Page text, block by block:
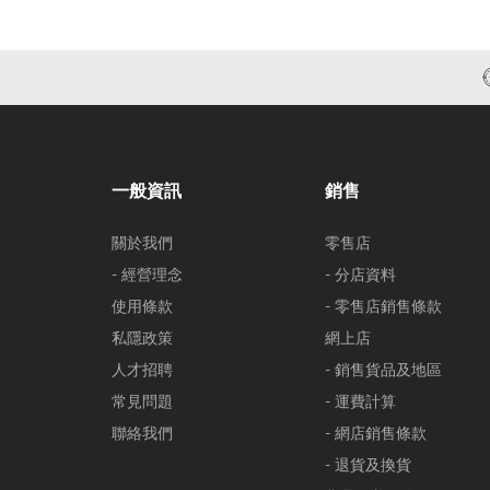
一般資訊
關於我們
- 經營理念
使用條款
私隱政策
人才招聘
常見問題
聯絡我們
銷售
零售店
- 分店資料
- 零售店銷售條款
網上店
- 銷售貨品及地區
- 運費計算
- 網店銷售條款
- 退貨及換貨